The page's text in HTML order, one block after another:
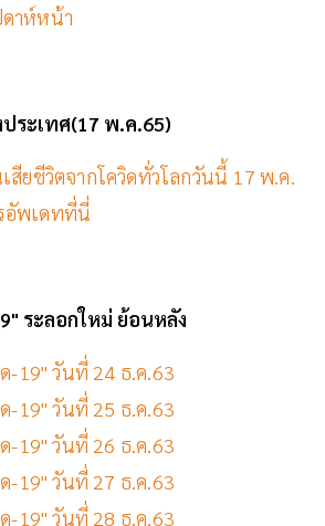
าห์หน้า
ระเทศ(17 พ.ค.65)
สียชีวิตจากโควิดทั่วโลกวันนี้ 17 พ.ค.
อัพเดทที่นี่
ระลอกใหม่ ย้อนหลัง
ด-19" วันที่ 24 ธ.ค.63
ด-19" วันที่ 25 ธ.ค.63
ด-19" วันที่ 26 ธ.ค.63
ด-19" วันที่ 27 ธ.ค.63
ด-19" วันที่ 28 ธ.ค.63